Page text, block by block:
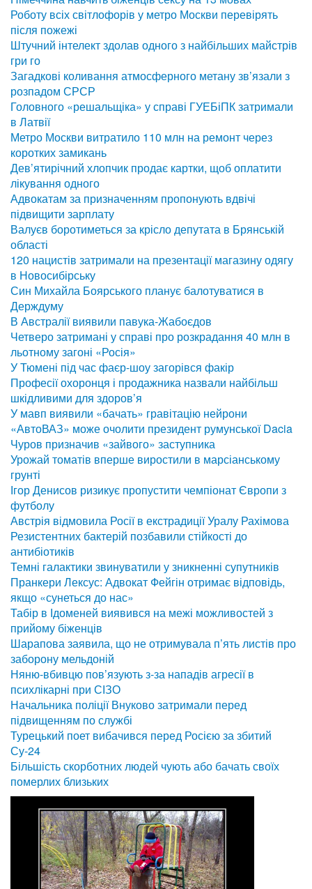
Роботу всіх світлофорів у метро Москви перевірять
після пожежі
Штучний інтелект здолав одного з найбільших майстрів
гри го
Загадкові коливання атмосферного метану зв’язали з
розпадом СРСР
Головного «решальщіка» у справі ГУЕБіПК затримали
в Латвії
Метро Москви витратило 110 млн на ремонт через
коротких замикань
Дев’ятирічний хлопчик продає картки, щоб оплатити
лікування одного
Адвокатам за призначенням пропонують вдвічі
підвищити зарплату
Валуєв боротиметься за крісло депутата в Брянській
області
120 нацистів затримали на презентації магазину одягу
в Новосибірську
Син Михайла Боярського планує балотуватися в
Держдуму
В Австралії виявили павука-Жабоєдов
Четверо затримані у справі про розкрадання 40 млн в
льотному загоні «Росія»
У Тюмені під час фаєр-шоу загорівся факір
Професії охоронця і продажника назвали найбільш
шкідливими для здоров’я
У мавп виявили «бачать» гравітацію нейрони
«АвтоВАЗ» може очолити президент румунської Dacia
Чуров призначив «зайвого» заступника
Урожай томатів вперше виростили в марсіанському
грунті
Ігор Денисов ризикує пропустити чемпіонат Європи з
футболу
Австрія відмовила Росії в екстрадиції Уралу Рахімова
Резистентних бактерій позбавили стійкості до
антибіотиків
Темні галактики звинуватили у зникненні супутників
Пранкери Лексус: Адвокат Фейгін отримає відповідь,
якщо «сунеться до нас»
Табір в Ідоменей виявився на межі можливостей з
прийому біженців
Шарапова заявила, що не отримувала п’ять листів про
заборону мельдоній
Няню-вбивцю пов’язують з-за нападів агресії в
психлікарні при СІЗО
Начальника поліції Внуково затримали перед
підвищенням по службі
Турецький поет вибачився перед Росією за збитий
Су-24
Більшість скорботних людей чують або бачать своїх
померлих близьких